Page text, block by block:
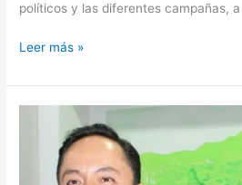
políticos y las diferentes campañas,
Leer más »
entrego